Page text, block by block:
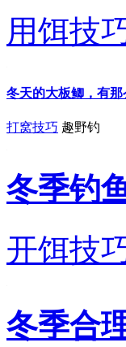
用饵技
冬天的大板鲫，有
打窝技巧 趣野钓
冬季钓
开饵技
冬季合